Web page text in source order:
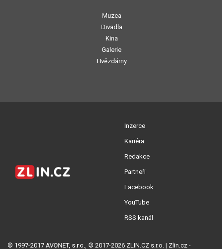
Muzea
Divadla
Kina
Galerie
Hvězdárny
Inzerce
Kariéra
Redakce
Partneři
Facebook
YouTube
RSS kanál
© 1997-2017 AVONET, s.r.o., © 2017-2026 ZLIN.CZ s.r.o. | Zlin.cz -